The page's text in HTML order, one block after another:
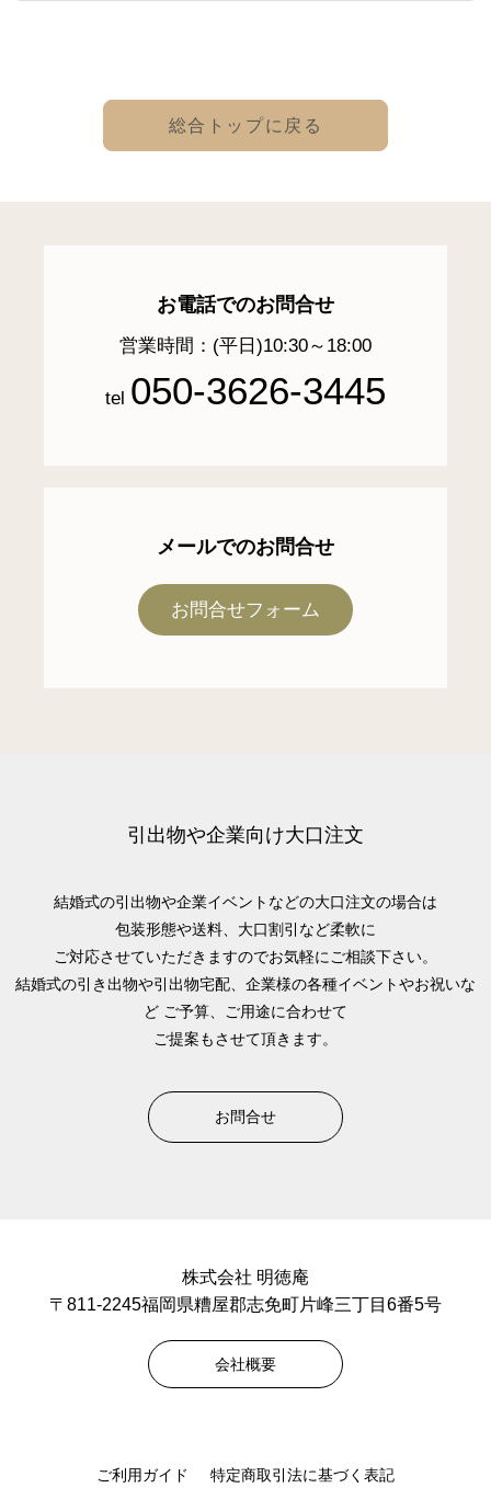
総合トップに戻る
お電話でのお問合せ
営業時間：(平日)10:30～18:00
tel 050-3626-3445
メールでのお問合せ
お問合せフォーム
引出物や企業向け大口注文
結婚式の引出物や企業イベントなどの大口注文の場合は
包装形態や送料、大口割引など柔軟に
ご対応させていただきますのでお気軽にご相談下さい。
結婚式の引き出物や引出物宅配、企業様の各種イベントやお祝いな
ど ご予算、ご用途に合わせて
ご提案もさせて頂きます。
お問合せ
株式会社 明徳庵
〒811-2245福岡県糟屋郡志免町片峰三丁目6番5号
会社概要
ご利用ガイド 特定商取引法に基づく表記